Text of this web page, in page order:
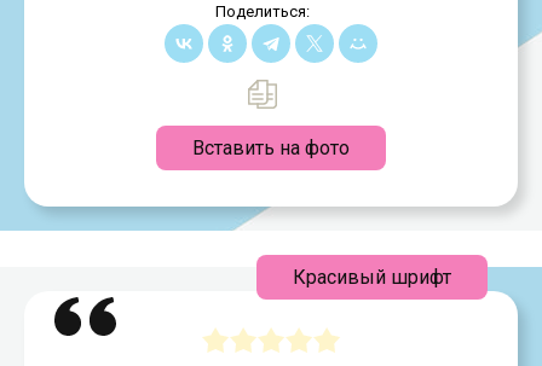
Поделиться:
Вставить на фото
Красивый шрифт